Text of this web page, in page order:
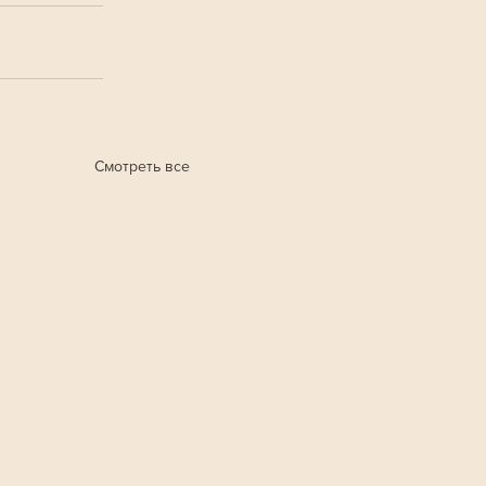
Смотреть все